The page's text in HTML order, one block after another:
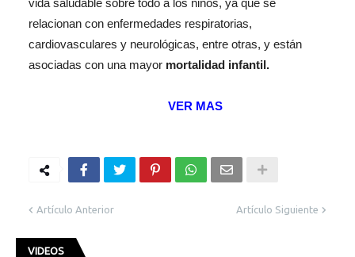
relacionan con enfermedades respiratorias,
cardiovasculares y neurológicas, entre otras, y están
asociadas con una mayor mortalidad infantil.
VER MAS
Artículo Anterior Artículo Siguiente
VIDEOS